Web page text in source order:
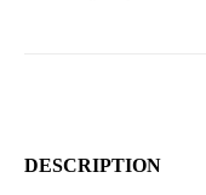
DESCRIPTION